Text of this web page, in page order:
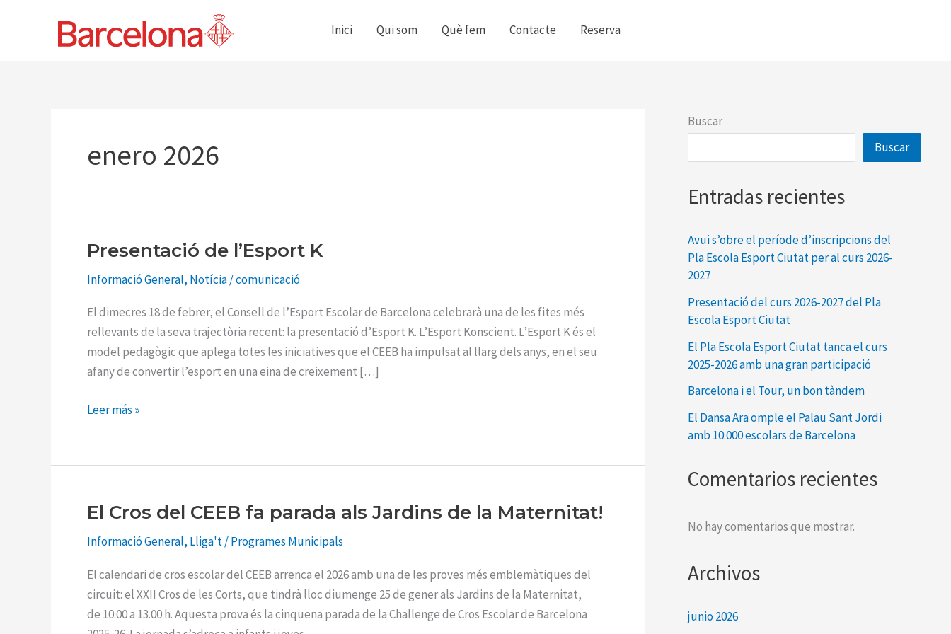
Inici Qui som Què fem Contacte Reserva
enero 2026
Presentació de l’Esport K
Informació General, Notícia/comunicació
El dimecres 18 de febrer, el Consell de l’Esport Escolar de Barcelona celebrarà una de les fites més
rellevants de la seva trajectòria recent: la presentació d’Esport K. L’Esport Konscient. L’Esport K és el
model pedagògic que aplega totes les iniciatives que el CEEB ha impulsat al llarg dels anys, en el seu
afany de convertir l’esport en una eina de creixement […]
Presentació
l’Esport
K
Leer más »
El Cros del CEEB fa parada als Jardins de la Maternitat!
Informació General, Lliga't/Programes Municipals
El calendari de cros escolar del CEEB arrenca el 2026 amb una de les proves més emblemàtiques del
circuit: el XXII Cros de les Corts, que tindrà lloc diumenge 25 de gener als Jardins de la Maternitat,
de 10.00 a 13.00 h. Aquesta prova és la cinquena parada de la Challenge de Cros Escolar de Barcelona
El
del
CEEB
fa
parada
als
Buscar
Buscar
Entradas recientes
Avui s’obre el període d’inscripcions del
Pla Escola Esport Ciutat per al curs 2026-
2027
Presentació del curs 2026-2027 del Pla
Escola Esport Ciutat
El Pla Escola Esport Ciutat tanca el curs
2025-2026 amb una gran participació
Barcelona i el Tour, un bon tàndem
El Dansa Ara omple el Palau Sant Jordi
amb 10.000 escolars de Barcelona
Comentarios recientes
No hay comentarios que mostrar.
Archivos
junio 2026